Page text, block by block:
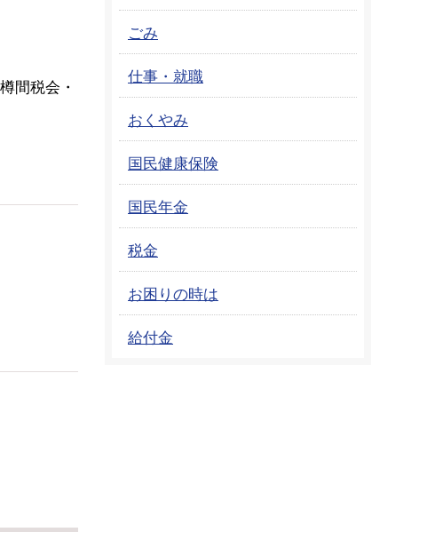
間税会・
ごみ
仕事・就職
おくやみ
国民健康保険
国民年金
税金
お困りの時は
給付金